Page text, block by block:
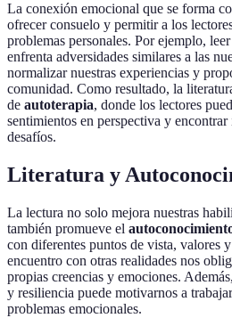
La conexión emocional que se forma
ofrecer consuelo y permitir a los
problemas personales. Por ejemplo,
enfrenta adversidades similares a las
normalizar nuestras experiencias y
comunidad. Como resultado, la
de autoterapia, donde los lectores
sentimientos en perspectiva y
desafíos.
Literatura y
La lectura no solo mejora nuestras
también promueve el
con diferentes puntos de vista, valores
encuentro con otras realidades nos
propias creencias y emociones.
y resiliencia puede motivarnos a
problemas emocionales.